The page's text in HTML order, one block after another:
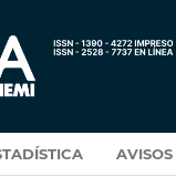
AVISOS